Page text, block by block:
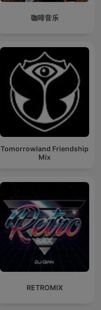
咖啡音乐
Tomorrowland Friendship
Mix
RETROMIX